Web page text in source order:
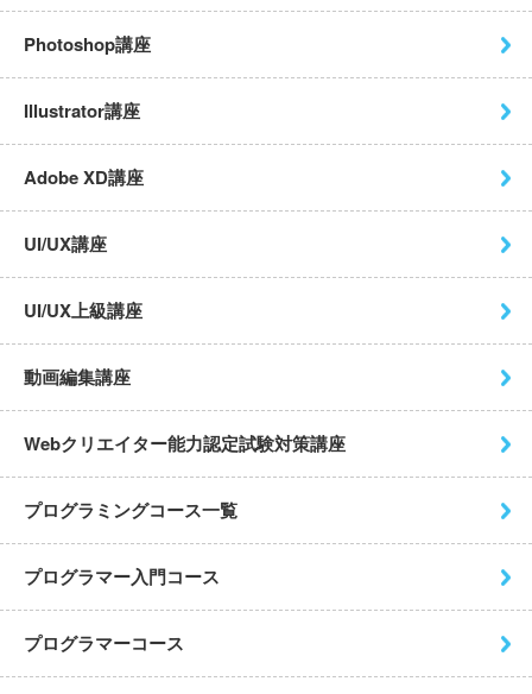
Photoshop講座
Illustrator講座
Adobe XD講座
UI/UX講座
UI/UX上級講座
動画編集講座
Webクリエイター能力認定試験対策講座
プログラミングコース一覧
プログラマー入門コース
プログラマーコース